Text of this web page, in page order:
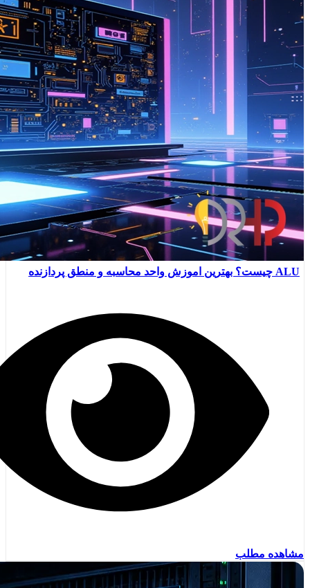
ALU چیست؟ بهترین اموزش واحد محاسبه و منطق پردازنده
مشاهده مطلب